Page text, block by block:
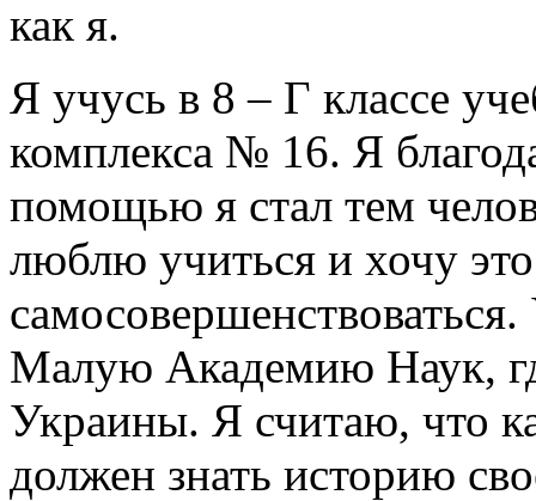
как я.
Я учусь в 8 – Г классе
комплекса № 16. Я
помощью я стал тем
люблю учиться и хочу
Малую Академию Наук,
Украины. Я считаю, что
должен знать историю